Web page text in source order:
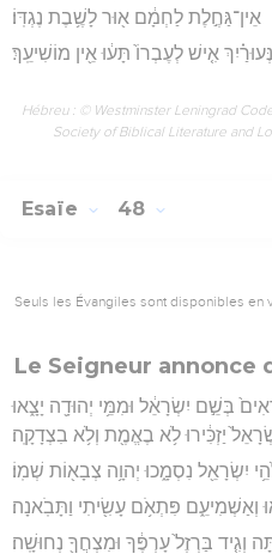
אֵין־גַּחֶ֣לֶת לַחְמָ֔ם א֖וּר לָשֶׁ֥בֶת נֶגְדּֽוֹ׃
אִ֤ישׁ לְעֶבְרוֹ֙ תָּע֔וּ אֵ֖ין מוֹשִׁיעֵֽךְ׃
Hébreu : © Westminster Leningrad
Society of Biblical Literature and
Esaïe 48
Seuls les Évangiles sont disponibles en
Le Seigneur annonce
בְּשֵׁ֣ם יִשְׂרָאֵ֔ל וּמִמֵּ֥י יְהוּדָ֖ה יָצָ֑אוּ
יַזְכִּ֔ירוּ לֹ֥א בֶאֱמֶ֖ת וְלֹ֥א בִצְדָקָֽה׃
יִשְׂרָאֵ֖ל נִסְמָ֑כוּ יְהוָ֥ה צְבָא֖וֹת שְׁמֽוֹ׃
וְאַשְׁמִיעֵ֑ם פִּתְאֹ֥ם עָשִׂ֖יתִי וַתָּבֹֽאנָה׃
וְגִ֤יד בַּרְזֶל֙ עָרְפֶּ֔ךָ וּמִצְחֲךָ֖ נְחוּשָֽׁה׃